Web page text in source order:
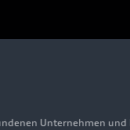
Unternehmen